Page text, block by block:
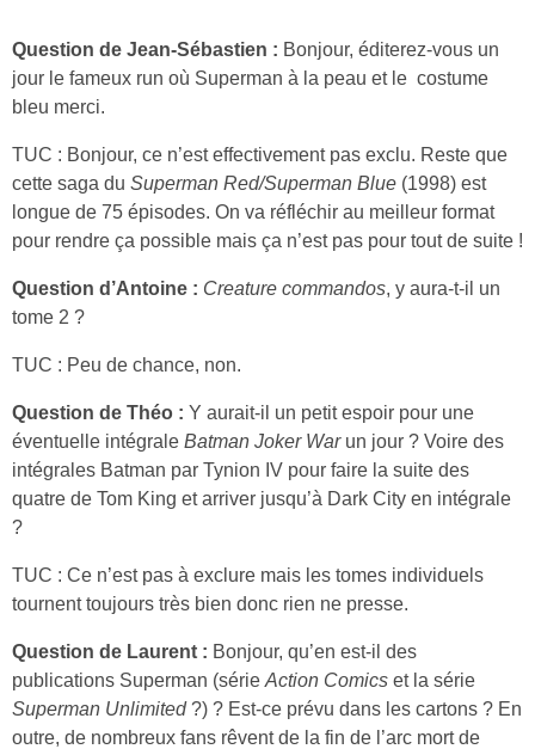
Question de Jean-Sébastien : Bonjour, éditerez-vous un
jour le fameux run où Superman à la peau et le costume
bleu merci.
TUC : Bonjour, ce n’est effectivement pas exclu. Reste que
cette saga du Superman Red/Superman Blue (1998) est
longue de 75 épisodes. On va réfléchir au meilleur format
pour rendre ça possible mais ça n’est pas pour tout de suite !
Question d’Antoine : Creature commandos, y aura-t-il un
tome 2 ?
TUC : Peu de chance, non.
Question de Théo : Y aurait-il un petit espoir pour une
éventuelle intégrale Batman Joker Warun jour ? Voire des
intégrales Batman par Tynion IV pour faire la suite des
quatre de Tom King et arriver jusqu’à Dark City en intégrale
?
TUC : Ce n’est pas à exclure mais les tomes individuels
tournent toujours très bien donc rien ne presse.
Question de Laurent : Bonjour, qu’en est-il des
publications Superman (série Action Comics et la série
Superman Unlimited?) ? Est-ce prévu dans les cartons ? En
outre, de nombreux fans rêvent de la fin de l’arc mort de